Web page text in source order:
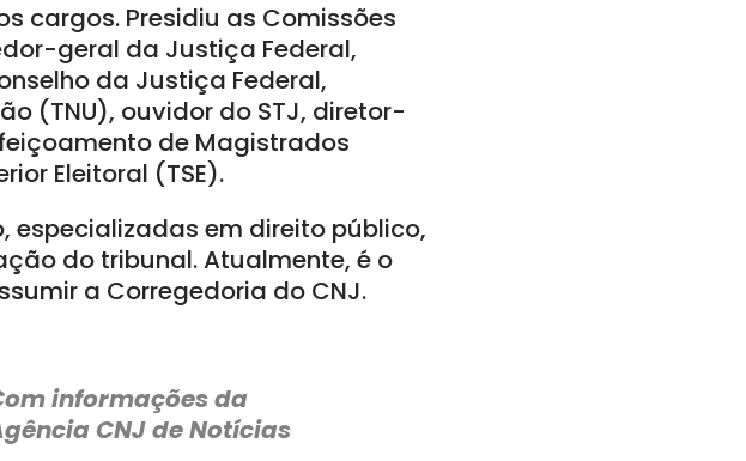
cargos. Presidiu as Comissões
geral da Justiça Federal,
da Justiça Federal,
(TNU), ouvidor do STJ, diretor-
de Magistrados
Eleitoral (TSE).
especializadas em direito público,
do tribunal. Atualmente, é o
a Corregedoria do CNJ.
informações da
CNJ de Notícias